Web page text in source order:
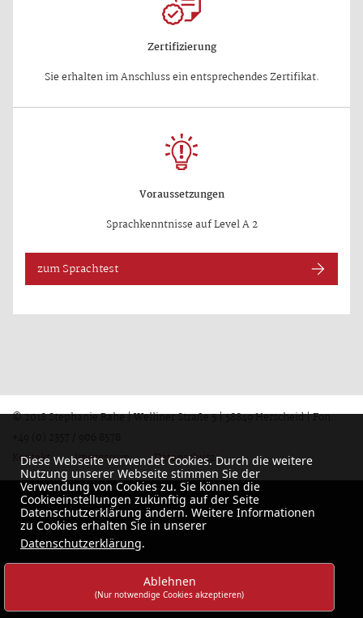
Zertifizierung
Sie erhalten im Anschluss ein entsprechendes Zertifikat.
Voraussetzungen
Sprachkenntnisse auf Level A 2
zum Sprachtest
© 2018 Stephanie Rahe | Welliner Straße 5 | 58849 Herscheid | Fon:
Kontakt
Impressum Datenschutz
Diese Webseite verwendet Cookies. Durch die weitere
Nutzung unserer Webseite stimmen Sie der
Verwendung von Cookies zu. Sie können die
Cookieeinstellungen zukünftig auf der Seite
Datenschutzerklärung ändern. Weitere Informationen
zu Cookies erhalten Sie in unserer
Datenschutzerklärung.
Ablehnen
(Nur notwendige Cookies akzeptieren)